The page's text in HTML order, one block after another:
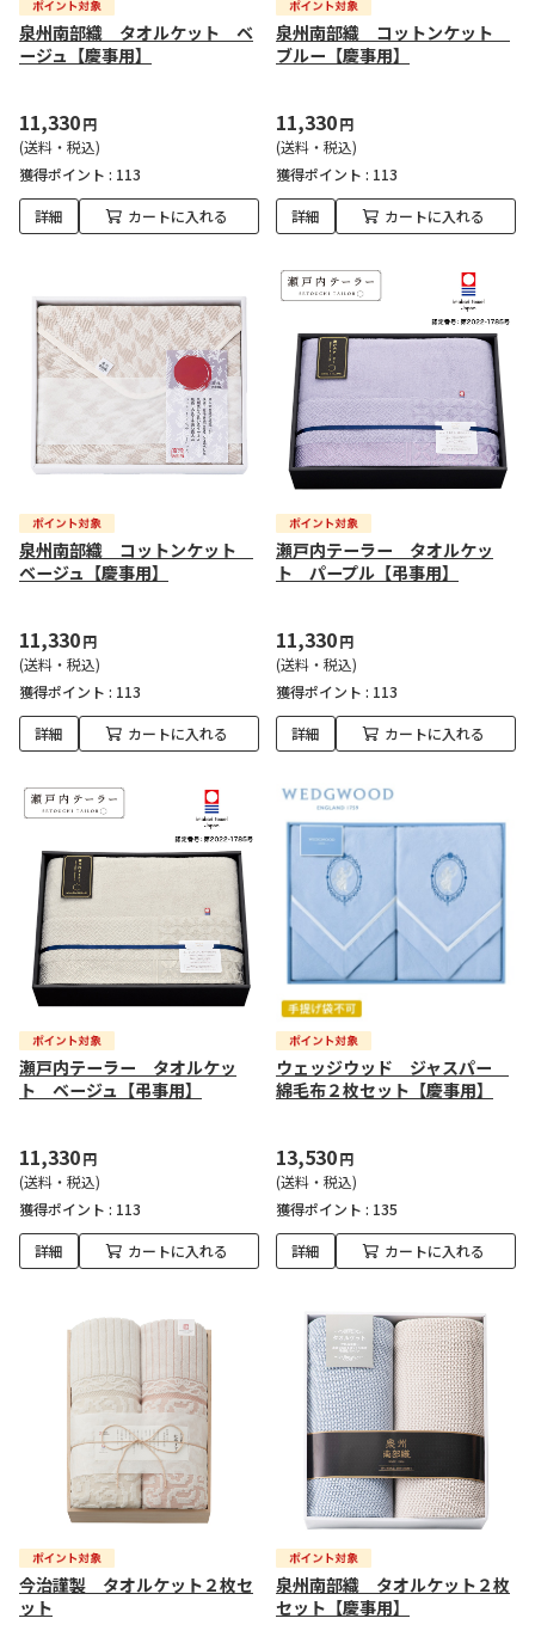
泉州南部織 タオルケット ベ
ージュ【慶事用】
11,330円
(送料・税込)
獲得ポイント : 113
詳細 カートに入れる
泉州南部織 コットンケット
ブルー【慶事用】
11,330円
(送料・税込)
獲得ポイント : 113
詳細 カートに入れる
泉州南部織 コットンケット
ベージュ【慶事用】
11,330円
(送料・税込)
獲得ポイント : 113
詳細 カートに入れる
瀬戸内テーラー タオルケッ
ト パープル【弔事用】
11,330円
(送料・税込)
獲得ポイント : 113
詳細 カートに入れる
瀬戸内テーラー タオルケッ
ト ベージュ【弔事用】
11,330円
(送料・税込)
獲得ポイント : 113
詳細 カートに入れる
ウェッジウッド ジャスパー
綿毛布２枚セット【慶事用】
13,530円
(送料・税込)
獲得ポイント : 135
詳細 カートに入れる
今治謹製 タオルケット２枚セ
ット
泉州南部織 タオルケット２枚
セット【慶事用】